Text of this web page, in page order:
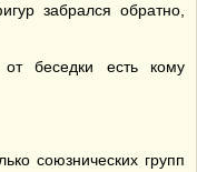
забрался обратно,
беседки есть кому
союзнических групп